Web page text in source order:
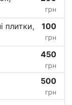
грн
плитки,
100
грн
450
грн
500
грн